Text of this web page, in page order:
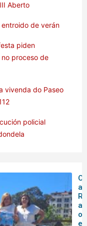
Aberto
de verán
piden
proceso de
vivenda do Paseo
policial
O
o